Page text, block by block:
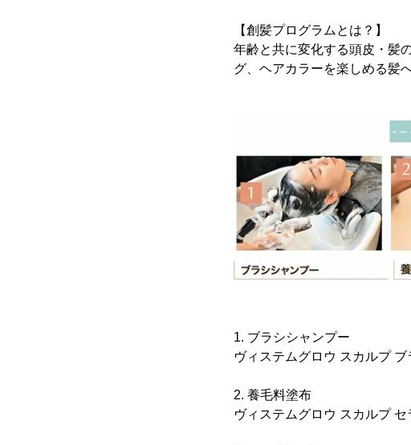
【創髪プログラムとは？】
年齢と共に変化する頭皮・髪
グ、ヘアカラーを楽しめる髪
1. ブラシシャンプー
ヴィステムグロウ スカルプ
2. 養毛料塗布
ヴィステムグロウ スカルプ